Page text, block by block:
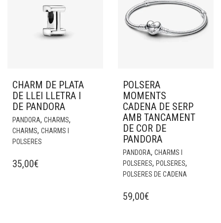
CHARM DE PLATA
DE LLEI LLETRA I
DE PANDORA
PANDORA, CHARMS,
CHARMS, CHARMS I
POLSERES
35,00€
POLSERA
MOMENTS
CADENA DE SERP
AMB TANCAMENT
DE COR DE
PANDORA
PANDORA, CHARMS I
POLSERES, POLSERES,
POLSERES DE CADENA
59,00€